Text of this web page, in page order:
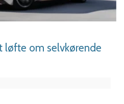
LÆS MERE
løfte om selvkørende